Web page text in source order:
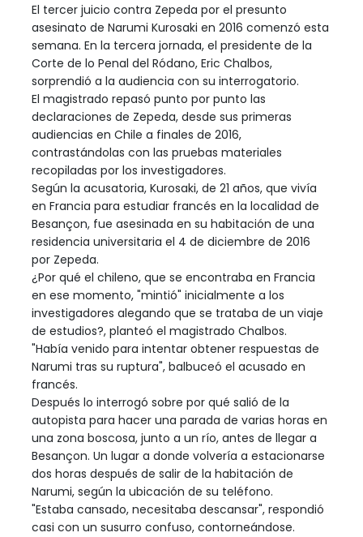
El tercer juicio contra Zepeda por el presunto
asesinato de Narumi Kurosaki en 2016 comenzó esta
semana. En la tercera jornada, el presidente de la
Corte de lo Penal del Ródano, Eric Chalbos,
sorprendió a la audiencia con su interrogatorio.
El magistrado repasó punto por punto las
declaraciones de Zepeda, desde sus primeras
audiencias en Chile a finales de 2016,
contrastándolas con las pruebas materiales
recopiladas por los investigadores.
Según la acusatoria, Kurosaki, de 21 años, que vivía
en Francia para estudiar francés en la localidad de
Besançon, fue asesinada en su habitación de una
residencia universitaria el 4 de diciembre de 2016
por Zepeda.
¿Por qué el chileno, que se encontraba en Francia
en ese momento, "mintió" inicialmente a los
investigadores alegando que se trataba de un viaje
de estudios?, planteó el magistrado Chalbos.
"Había venido para intentar obtener respuestas de
Narumi tras su ruptura", balbuceó el acusado en
francés.
Después lo interrogó sobre por qué salió de la
autopista para hacer una parada de varias horas en
una zona boscosa, junto a un río, antes de llegar a
Besançon. Un lugar a donde volvería a estacionarse
dos horas después de salir de la habitación de
Narumi, según la ubicación de su teléfono.
"Estaba cansado, necesitaba descansar", respondió
casi con un susurro confuso, contorneándose.